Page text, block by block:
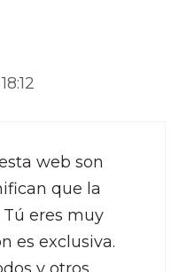
web son
que la
eres muy
es exclusiva.